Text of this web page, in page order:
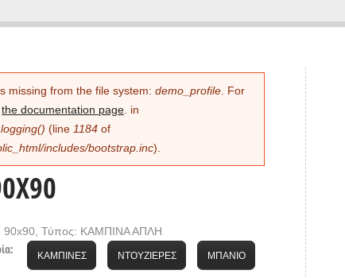
missing from the file system: demo_profile . For
the documentation page . in
(line 1184 of
includes/bootstrap.inc).
90x90, Τύπος: ΚΑΜΠΙΝΑ ΑΠΛΗ
ΚΑΜΠΙΝΕΣ ΝΤΟΥΖΙΕΡΕΣ ΜΠΑΝΙΟ